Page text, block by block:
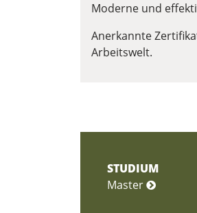
Moderne und
Anerkannte
Arbeitswelt.
STUDIUM
Master